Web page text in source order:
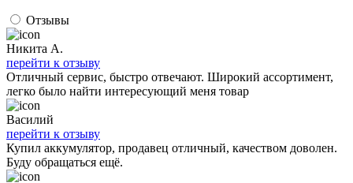
Отзывы
Никита А.
перейти к отзыву
Отличный сервис, быстро отвечают. Широкий ассортимент,
легко было найти интересующий меня товар
Василий
перейти к отзыву
Купил аккумулятор, продавец отличный, качеством доволен.
Буду обращаться ещё.